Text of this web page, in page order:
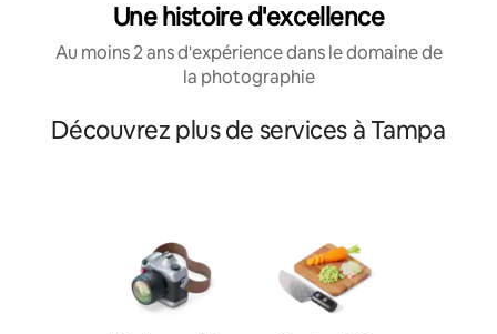
Une histoire d'excellence
Au moins 2 ans d'expérience dans le domaine de
la photographie
Découvrez plus de services à Tampa